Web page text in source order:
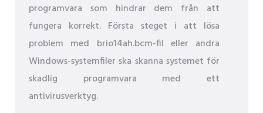
programvara som hindrar dem från att
fungera korrekt. Första steget i att lösa
problem med brio14ah.bcm-fil eller andra
Windows-systemfiler ska skanna systemet för
skadlig programvara med ett
antivirusverktyg.